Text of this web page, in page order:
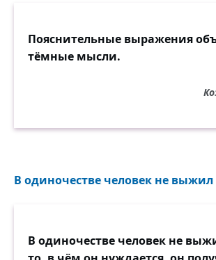
Пояснительные выражения
тёмные мысли.
В одиночестве человек не
В одиночестве человек не